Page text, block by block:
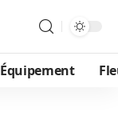
Équipement